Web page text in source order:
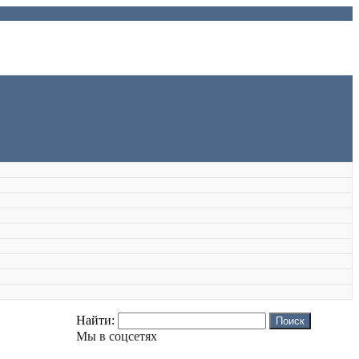
Найти:
Мы в соцсетях